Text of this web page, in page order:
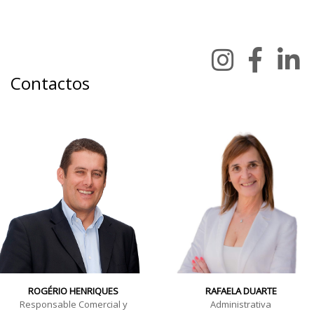
Contactos
ROGÉRIO HENRIQUES
Responsable Comercial y
RAFAELA DUARTE
Administrativa